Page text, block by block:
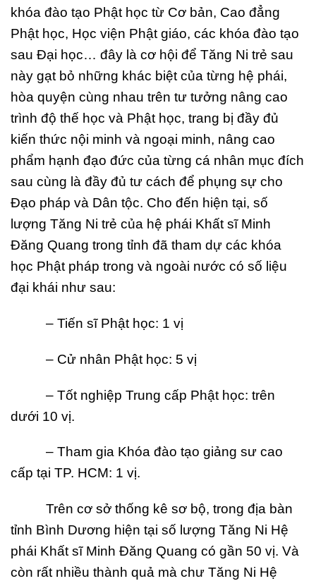
khóa đào tạo Phật học từ Cơ bản, Cao đẳng
Phật học, Học viện Phật giáo, các khóa đào tạo
sau Đại học… đây là cơ hội để Tăng Ni trẻ sau
này gạt bỏ những khác biệt của từng hệ phái,
hòa quyện cùng nhau trên tư tưởng nâng cao
trình độ thế học và Phật học, trang bị đầy đủ
kiến thức nội minh và ngoại minh, nâng cao
phẩm hạnh đạo đức của từng cá nhân mục đích
sau cùng là đầy đủ tư cách để phụng sự cho
Đạo pháp và Dân tộc. Cho đến hiện tại, số
lượng Tăng Ni trẻ của hệ phái Khất sĩ Minh
Đăng Quang trong tỉnh đã tham dự các khóa
học Phật pháp trong và ngoài nước có số liệu
đại khái như sau:
– Tiến sĩ Phật học: 1 vị
– Cử nhân Phật học: 5 vị
– Tốt nghiệp Trung cấp Phật học: trên
dưới 10 vị.
– Tham gia Khóa đào tạo giảng sư cao
cấp tại TP. HCM: 1 vị.
Trên cơ sở thống kê sơ bộ, trong địa bàn
tỉnh Bình Dương hiện tại số lượng Tăng Ni Hệ
phái Khất sĩ Minh Đăng Quang có gần 50 vị. Và
còn rất nhiều thành quả mà chư Tăng Ni Hệ